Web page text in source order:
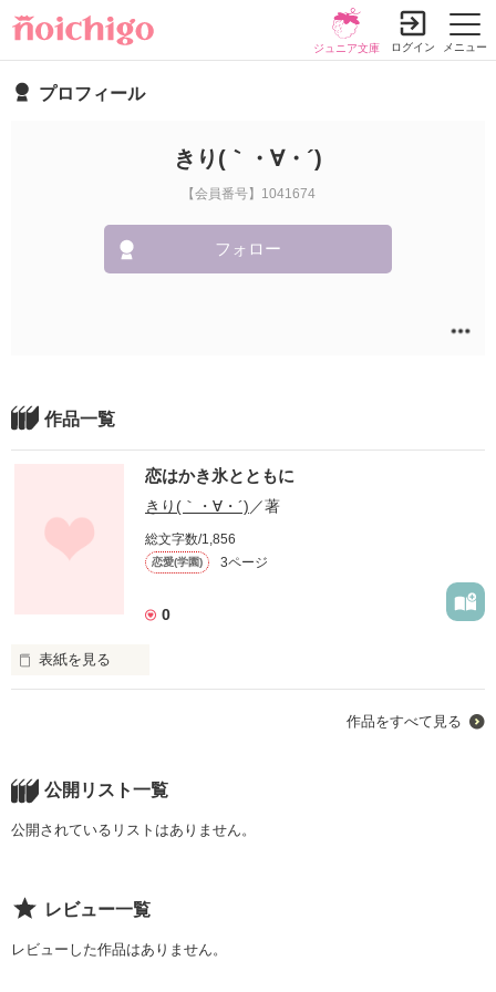
メニュー
ジュニア文庫 ログイン
プロフィール
きり(｀・∀・´)
【会員番号】1041674
フォロー
作品一覧
恋はかき氷とともに
きり(｀・∀・´) ／著
総文字数/1,856
恋愛(学園) 3ページ
0
表紙を見る
作品をすべて見る
公開リスト一覧
公開されているリストはありません。
レビュー一覧
レビューした作品はありません。